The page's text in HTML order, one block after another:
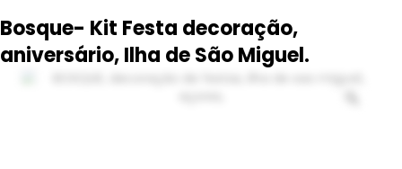
Bosque- Kit Festa decoração,
aniversário, Ilha de São Miguel.